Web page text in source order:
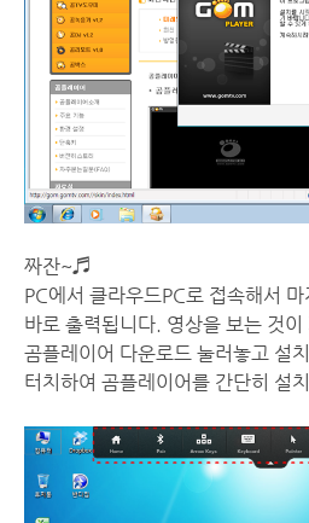
짜잔~♬
PC에서 클라우드PC로 접속해서
바로 출력됩니다. 영상을 보는 것
곰플레이어 다운로드 눌러놓고 설
터치하여 곰플레이어를 간단히 설